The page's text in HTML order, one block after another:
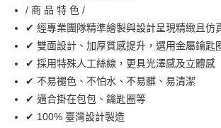
消。如遇「轉專審核」未通過狀況，表示未達大哥付你
法說明評估內容。
【繳款方式說明】
1.分期款項不併入電信帳單，「大哥付你分期」於每月
醒簡訊。
2.透過簡訊連結打開帳單後，可選擇「超商條碼／台灣
【注意事項】
１．簡單：不需註冊會員、不需綁卡、不需儲值。
３．安心：先確認商品／服務後，再付款。
【「AFTEE先享後付」結帳流程】
１．於結帳方式選擇「AFTEE先享後付」後，將跳轉
結帳頁面，進行簡訊認證並確認金額後，即可完成結帳
２．訂單成立數日內，您將收到繳費通知簡訊。
３．收到繳費通知簡訊後14天內，點擊此簡訊中的連
ATM／網路銀行／等多元方式進行付款，方視為交易完
運送方式
每筆NT$70，滿NT$899(含以上)免運費
付款後7-11取貨
每筆NT$70，滿NT$899(含以上)免運費
/ 商 品 特 色 /
✔ 經專業團隊精準繪製與設計呈現精緻且仿
✔ 雙面設計、加厚質感提升，選用金屬鑰匙
✔ 採用特殊人工絲線，更具光澤感及立體感
✔ 不易褪色、不怕水、不易髒、易清潔
✔ 適合掛在包包、鑰匙圈等
✔ 100% 臺灣設計製造